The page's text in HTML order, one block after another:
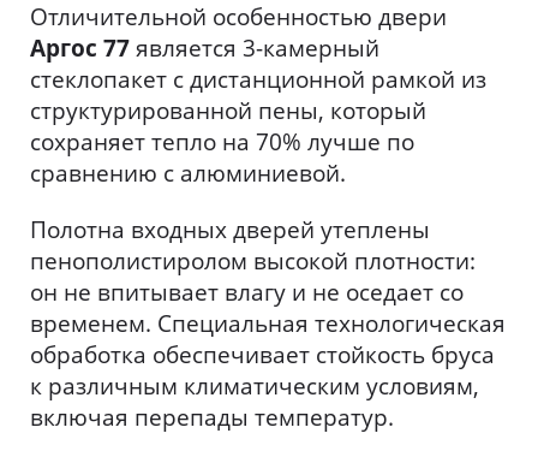
Отличительной особенностью двери
Аргос 77является 3-камерный
стеклопакет с дистанционной рамкой из
структурированной пены, который
сохраняет тепло на 70% лучше по
сравнению с алюминиевой.
Полотна входных дверей утеплены
пенополистиролом высокой плотности:
он не впитывает влагу и не оседает со
временем. Специальная технологическая
обработка обеспечивает стойкость бруса
к различным климатическим условиям,
включая перепады температур.